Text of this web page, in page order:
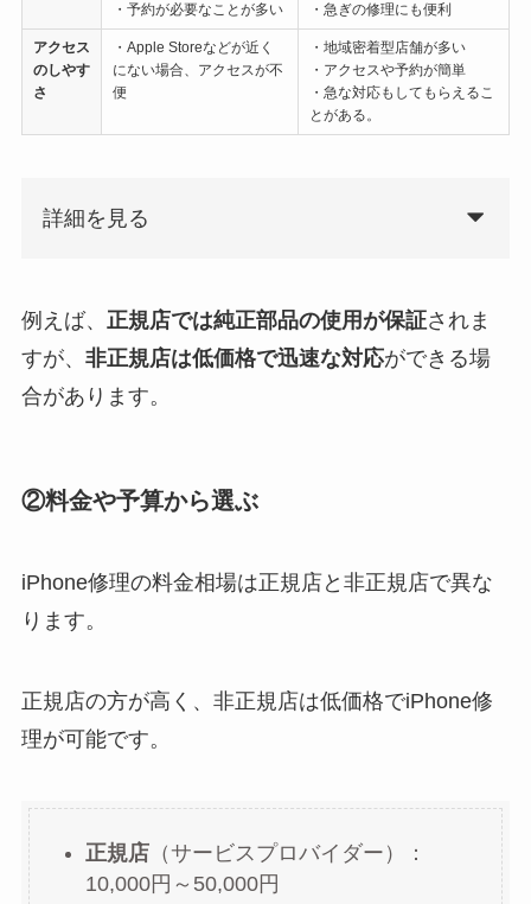
・予約が必要なことが多い
・急ぎの修理にも便利
アクセス
のしやす
さ
・Apple Storeなどが近く
にない場合、アクセスが不
便
・地域密着型店舗が多い
・アクセスや予約が簡単
・急な対応もしてもらえるこ
とがある。
詳細を見る
例えば、 正規店では純正部品の使用が保証されま
すが、 非正規店は低価格で迅速な対応ができる場
合があります。
②料金や予算から選ぶ
iPhone修理の料金相場は正規店と非正規店で異な
ります。
正規店の方が高く、非正規店は低価格でiPhone修
理が可能です。
正規店（サービスプロバイダー）：
10,000円～50,000円